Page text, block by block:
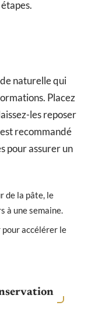
naturelle qui
Placez
les reposer
recommandé
pour assurer un
de la pâte, le
à une semaine.
accélérer le